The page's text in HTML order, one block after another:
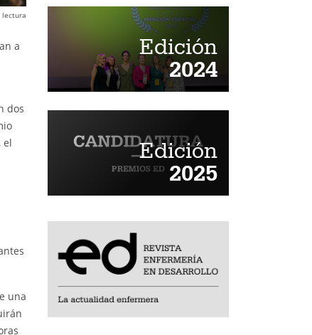
lectura
a
dos
el
una
Edición
2024
Edición
2025